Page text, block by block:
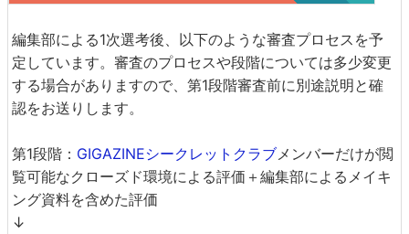
編集部による1次選考後、以下のような審査プロセスを予
定しています。審査のプロセスや段階については多少変更
する場合がありますので、第1段階審査前に別途説明と確
認をお送りします。
第1段階： GIGAZINEシークレットクラブ メンバーだけが閲
覧可能なクローズド環境による評価＋編集部によるメイキ
ング資料を含めた評価
↓